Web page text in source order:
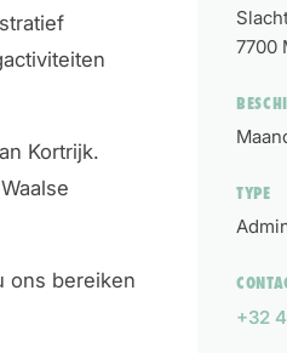
Kortrijk.
ons bereiken
7700
TYPE
+32